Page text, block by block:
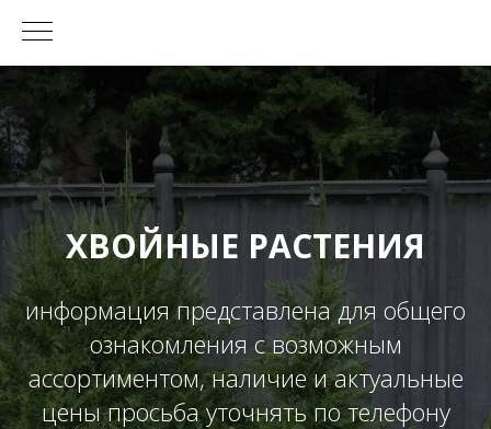
ХВОЙНЫЕ РАСТЕНИЯ
информация представлена для общего
ознакомления с возможным
ассортиментом, наличие и актуальные
цены просьба уточнять по телефону